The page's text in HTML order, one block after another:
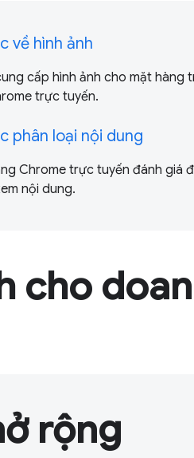
về hình ảnh
cấp hình ảnh cho mặt hàng
trực tuyến.
phân loại nội dung
Chrome trực tuyến đánh giá
nội dung.
cho
rộng